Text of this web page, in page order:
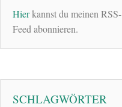
Hierkannst du meinen RSS-
Feed abonnieren.
SCHLAGWÖRTER